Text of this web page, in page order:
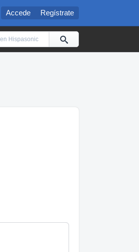
Accede Regístrate